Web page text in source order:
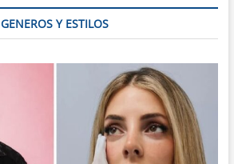
GENEROS Y ESTILOS